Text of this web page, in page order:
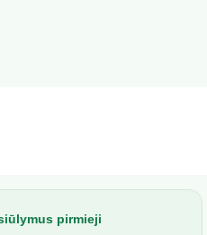
pirmieji